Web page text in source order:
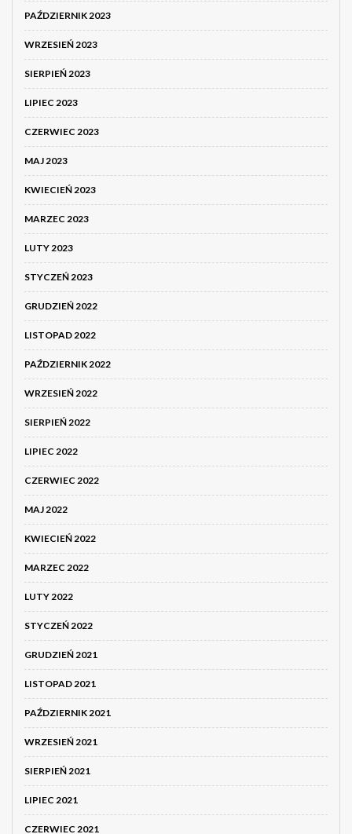
PAŹDZIERNIK 2023
WRZESIEŃ 2023
SIERPIEŃ 2023
LIPIEC 2023
CZERWIEC 2023
MAJ 2023
KWIECIEŃ 2023
MARZEC 2023
LUTY 2023
STYCZEŃ 2023
GRUDZIEŃ 2022
LISTOPAD 2022
PAŹDZIERNIK 2022
WRZESIEŃ 2022
SIERPIEŃ 2022
LIPIEC 2022
CZERWIEC 2022
MAJ 2022
KWIECIEŃ 2022
MARZEC 2022
LUTY 2022
STYCZEŃ 2022
GRUDZIEŃ 2021
LISTOPAD 2021
PAŹDZIERNIK 2021
WRZESIEŃ 2021
SIERPIEŃ 2021
LIPIEC 2021
CZERWIEC 2021